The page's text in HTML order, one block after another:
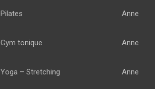
Pilates Anne
Gym tonique Anne
Yoga – Stretching Anne